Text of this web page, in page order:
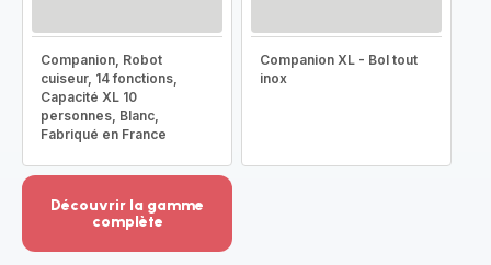
Companion, Robot
cuiseur, 14 fonctions,
Capacité XL 10
personnes, Blanc,
Fabriqué en France
Companion XL - Bol tout
inox
Découvrir la gamme
complète